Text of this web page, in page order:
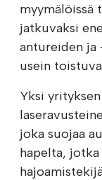
myymälöissä
jatkuvaksi
antureiden
usein
Yksi
joka suojaa
hapelta,